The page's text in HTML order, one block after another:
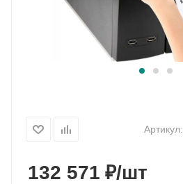
Артикул:
132 571 ₽/шт